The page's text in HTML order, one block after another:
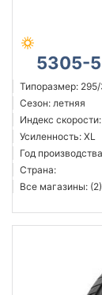
5305-
Типоразмер: 295/
Сезон: летняя
Индекс
Усиленность: XL
Год
Страна:
Все магазины: (2)